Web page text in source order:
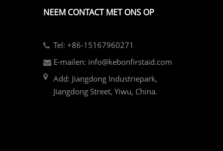
NEEM CONTACT MET ONS OP
Tel: +86-15167960271
E-mailen: info@kebonfirstaid.com
Add: Jiangdong Industriepark,
Jiangdong Street, Yiwu, China.